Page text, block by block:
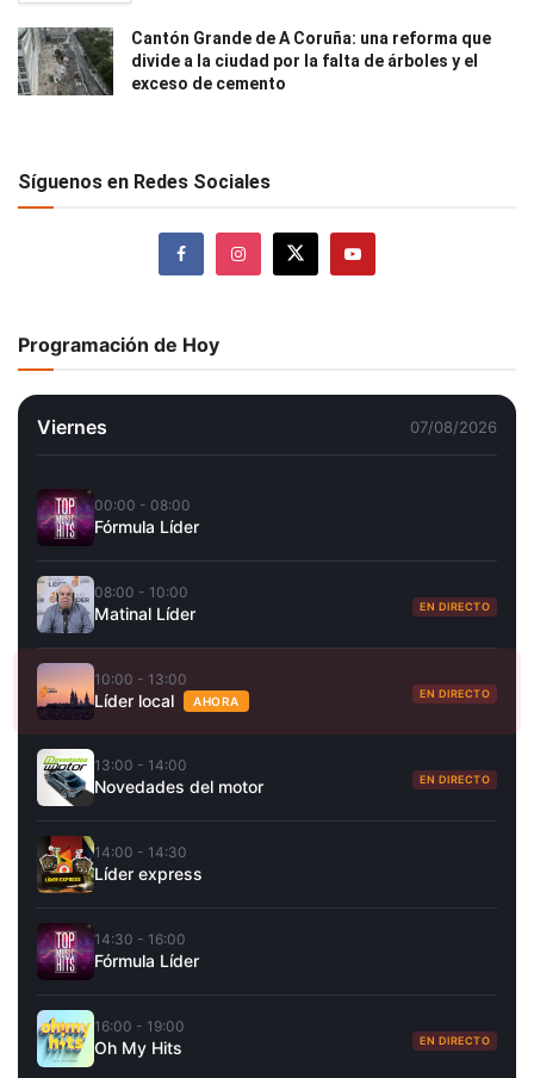
Cantón Grande de A Coruña: una reforma que
divide a la ciudad por la falta de árboles y el
exceso de cemento
Síguenos en Redes Sociales
Programación de Hoy
Viernes 07/08/2026
00:00 - 08:00
Fórmula Líder
08:00 - 10:00
Matinal Líder EN DIRECTO
10:00 - 13:00
Líder local AHORA
EN DIRECTO
13:00 - 14:00
Novedades del motor EN DIRECTO
14:00 - 14:30
Líder express
14:30 - 16:00
Fórmula Líder
16:00 - 19:00
Oh My Hits EN DIRECTO